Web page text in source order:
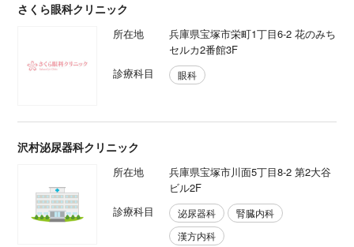
さくら眼科クリニック
所在地
兵庫県宝塚市栄町1丁目6-2 花のみち
セルカ2番館3F
診療科目
眼科
沢村泌尿器科クリニック
所在地
兵庫県宝塚市川面5丁目8-2 第2大谷
ビル2F
診療科目
泌尿器科
腎臓内科
漢方内科